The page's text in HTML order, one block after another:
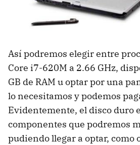
Así podremos elegir entre
Core i7-620M a 2.66 GHz,
GB de RAM u optar por una
lo necesitamos y podemos
Evidentemente, el disco duro
componentes que podremos
pudiendo llegar a optar, como